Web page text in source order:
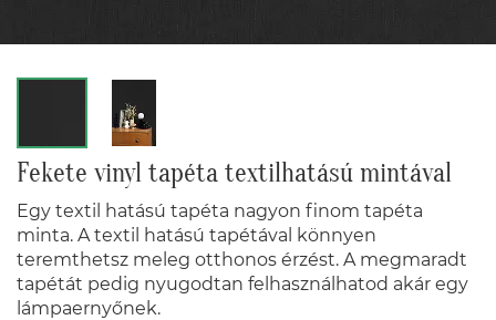
Fekete vinyl tapéta textilhatású mintával
Egy textil hatású tapéta nagyon finom tapéta
minta. A textil hatású tapétával könnyen
teremthetsz meleg otthonos érzést. A megmaradt
tapétát pedig nyugodtan felhasználhatod akár egy
lámpaernyőnek.